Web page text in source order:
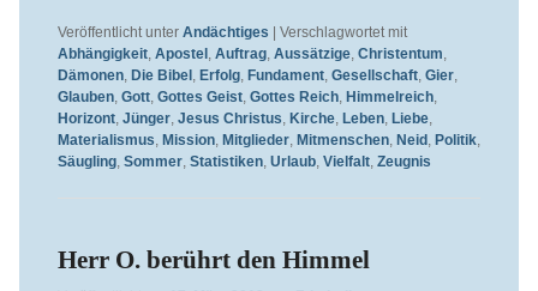
Veröffentlicht unter Andächtiges | Verschlagwortet mit
Abhängigkeit, Apostel, Auftrag, Aussätzige, Christentum
Dämonen, Die Bibel, Erfolg, Fundament, Gesellschaft, Gier,
Glauben, Gott, Gottes Geist, Gottes Reich, Himmelreich,
Horizont, Jünger, Jesus Christus Kirche, Leben, Liebe,
Materialismus Mission, Mitglieder, Mitmenschen, Neid, Politik,
Säugling, Sommer, Statistiken, Urlaub, Vielfalt, Zeugnis
Herr O. berührt den Himmel